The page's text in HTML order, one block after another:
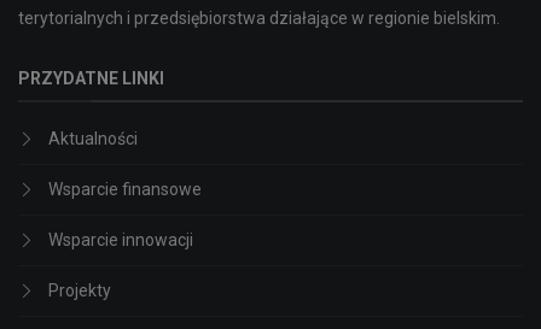
terytorialnych i przedsiębiorstwa działające w regionie bielskim.
PRZYDATNE LINKI
Aktualności
Wsparcie finansowe
Wsparcie innowacji
Projekty